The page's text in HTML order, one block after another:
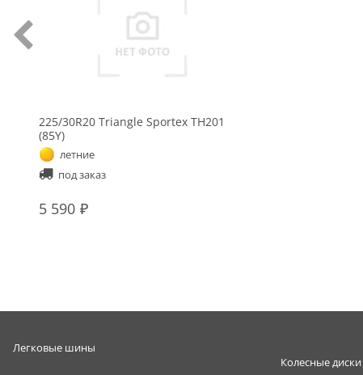
225/30R20 Triangle Sportex TH201
(85Y)
летние
под заказ
5 590
Легковые шины
Колесные диски